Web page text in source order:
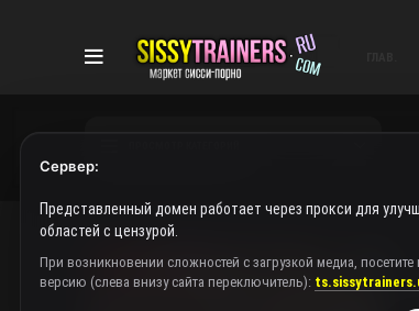
Сервер:
Представленный домен работает через прокси для
областей с цензурой.
При возникновении сложностей с загрузкой медиа,
версию (слева внизу сайта переключитель):